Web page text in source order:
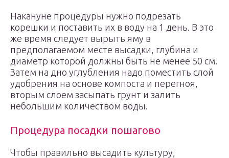
Накануне процедуры нужно подрезать
корешки и поставить их в воду на 1 день. В это
же время следует вырыть яму в
предполагаемом месте высадки, глубина и
диаметр которой должны быть не менее 50 см.
Затем на дно углубления надо поместить слой
удобрения на основе компоста и перегноя,
вторым слоем засыпать грунт и залить
небольшим количеством воды.
Процедура посадки пошагово
Чтобы правильно высадить культуру,